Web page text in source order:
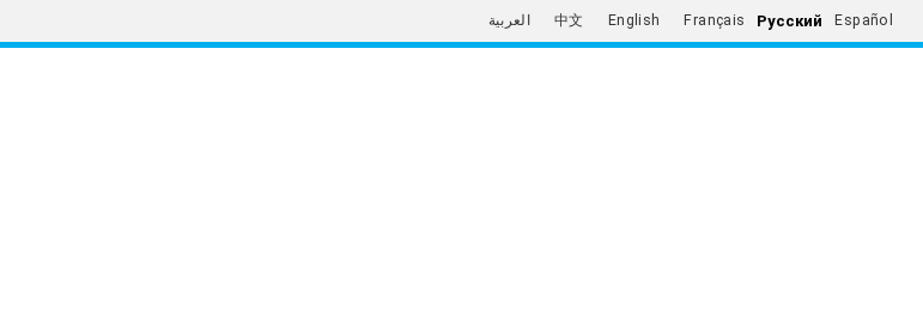
العربية 中文 English Français Русский Español